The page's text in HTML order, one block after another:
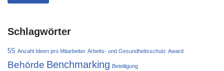
Schlagwörter
5S Anzahl Ideen pro Mitarbeiter Arbeits- und Gesundheitsschutz Award
Behörde Benchmarking Beteiligung